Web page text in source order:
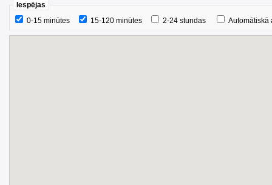
Iespējas
0-15 minūtes
15-120 minūtes 2-24 stundas Automātiskā